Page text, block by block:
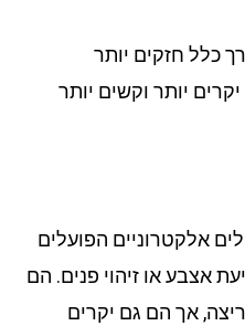
חזקים יותר
יותר וקשים יותר
הפועלים
או זיהוי פנים. הם
אך הם גם יקרים